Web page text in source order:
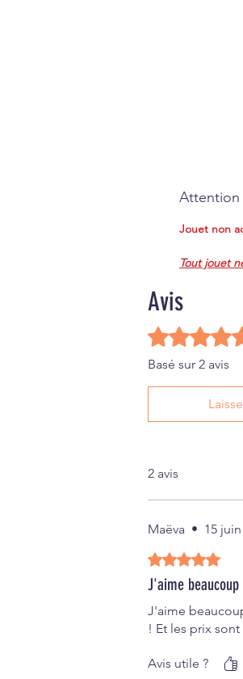
Attention
Jouet non
Tout jouet
Avis
Noté 5 sur 5.
Basé sur 2 avis
2 avis
Maëva • 15
Noté 5 sur 5.
J'aime beaucoup
J'aime
! Et les prix
Avis utile ?